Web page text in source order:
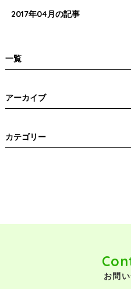
2017年04月の記事
一覧
アーカイブ
カテゴリー
お問